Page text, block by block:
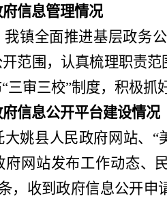
信息管理情况
我镇全面推进基层政务
范围，认真梳理职责
“三审三校”制度，积极抓
府信息公开平台建设情况
大姚县人民政府网站、 “
府网站发布工作动态、
，收到政府信息公开申